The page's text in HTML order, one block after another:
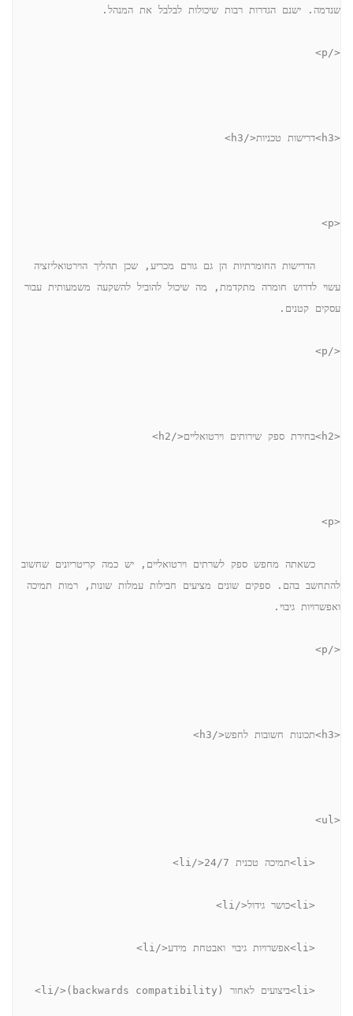
שנדמה. ישנם הגדרות רבות שיכולות לבלבל את המנהל.
</p>
<h3>דרישות טכניות</h3>
<p>
עסקים קטנים.
</p>
<h2>בחירת ספק שירותים וירטואליים</h2>
<p>
ואפשרויות גיבוי.
</p>
<h3>תכונות חשובות לחפש</h3>
<ul>